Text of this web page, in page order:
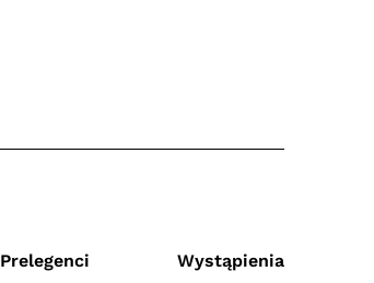
Prelegenci Wystąpienia